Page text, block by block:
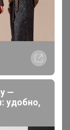
—
удобно,